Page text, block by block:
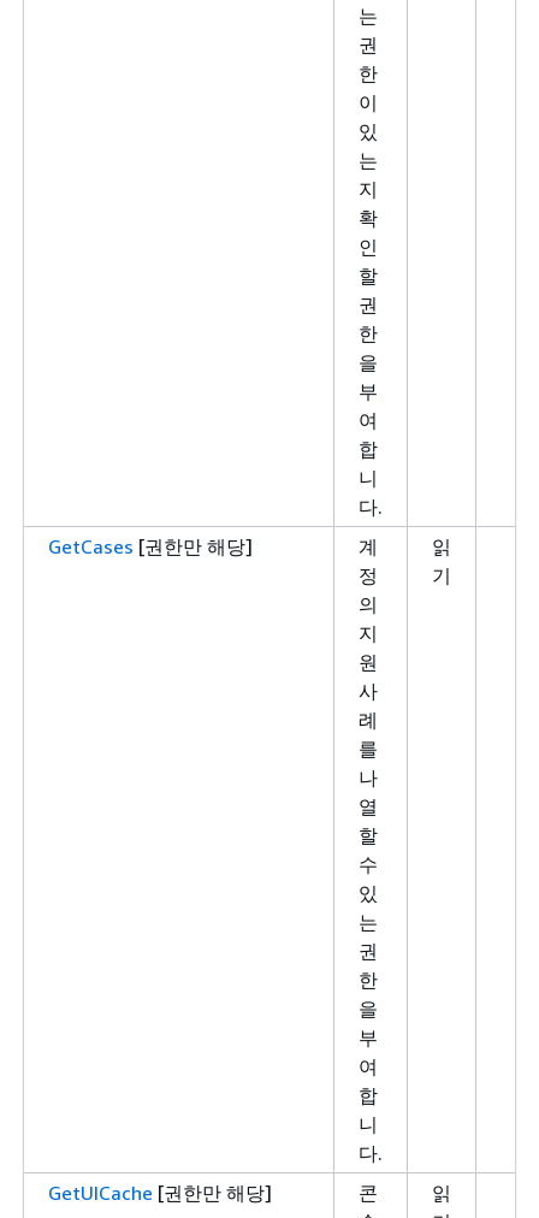
는
권
한
이
있
는
지
확
인
할
권
한
을
부
여
합
니
다.
GetCases [권한만 해당]
계
정
의
지
원
사
례
를
나
열
할
수
있
는
권
한
을
부
여
합
니
다.
읽
기
GetUICache [권한만 해당]
콘
읽